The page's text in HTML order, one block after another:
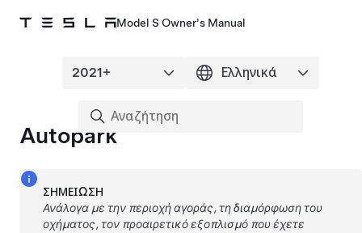
Model S Owner's Manual
Autopark
ΣΗΜΕΊΩΣΗ
Ανάλογα με την περιοχή αγοράς, τη διαμόρφωση του
οχήματος, τον προαιρετικό εξοπλισμό που έχετε